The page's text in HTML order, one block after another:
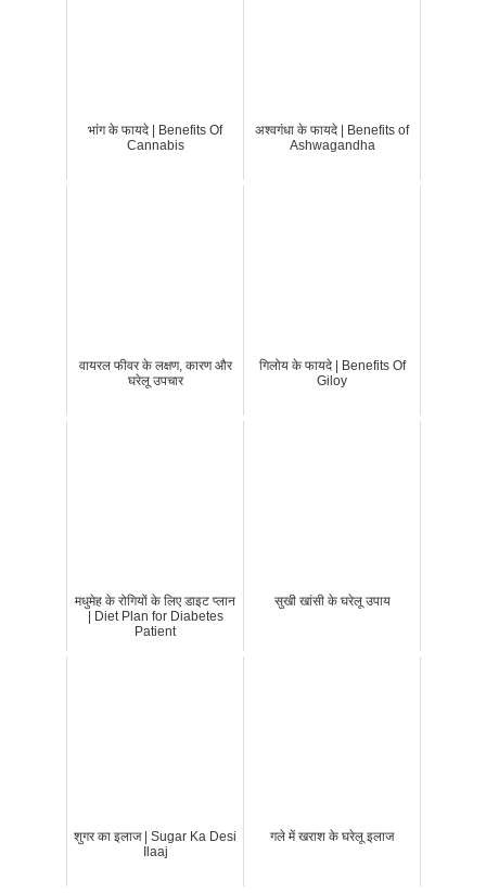
भांग के फायदे | Benefits Of
Cannabis
अश्वगंधा के फायदे | Benefits of
Ashwagandha
वायरल फीवर के लक्षण, कारण और
घरेलू उपचार
गिलोय के फायदे | Benefits Of
Giloy
मधुमेह के रोगियों के लिए डाइट प्लान
| Diet Plan for Diabetes
Patient
सुखी खांसी के घरेलू उपाय
शुगर का इलाज | Sugar Ka Desi
Ilaaj
गले में खराश के घरेलू इलाज